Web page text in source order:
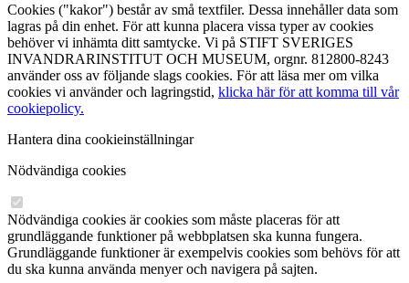
Cookies ("kakor") består av små textfiler. Dessa innehåller data som
lagras på din enhet. För att kunna placera vissa typer av cookies
behöver vi inhämta ditt samtycke. Vi på STIFT SVERIGES
INVANDRARINSTITUT OCH MUSEUM, orgnr. 812800-8243
använder oss av följande slags cookies. För att läsa mer om vilka
cookies vi använder och lagringstid, klicka här för att komma till vår
cookiepolicy.
Hantera dina cookieinställningar
Nödvändiga cookies
Nödvändiga cookies är cookies som måste placeras för att
grundläggande funktioner på webbplatsen ska kunna fungera.
Grundläggande funktioner är exempelvis cookies som behövs för att
du ska kunna använda menyer och navigera på sajten.